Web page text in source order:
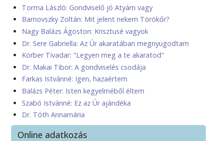
Torma László: Gondviselő jó Atyám vagy
Barnovszky Zoltán: Mit jelent nekem Törökőr?
Nagy Balázs Ágoston: Krisztusé vagyok
Dr. Sere Gabriella: Az Úr akaratában megnyugodtam
Körber Tivadar: "Legyen meg a te akaratod"
Dr. Makai Tibor: A gondviselés csodája
Farkas Istvánné: Igen, hazaértem
Balázs Péter: Isten kegyelméből éltem
Szabó Istvánné: Ez az Úr ajándéka
Dr. Tóth Annamária
Online adatkozás